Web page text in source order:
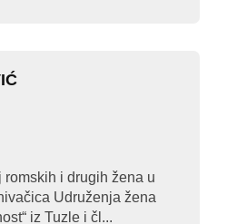
i drugih žena u
Udruženja žena
iz Tuzle i čl...